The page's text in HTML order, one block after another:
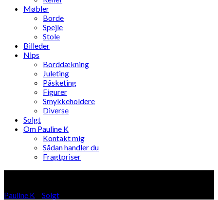
Møbler
Borde
Spejle
Stole
Billeder
Nips
Borddækning
Juleting
Påsketing
Figurer
Smykkeholdere
Diverse
Solgt
Om Pauline K
Kontakt mig
Sådan handler du
Fragtpriser
Pauline K Solgt